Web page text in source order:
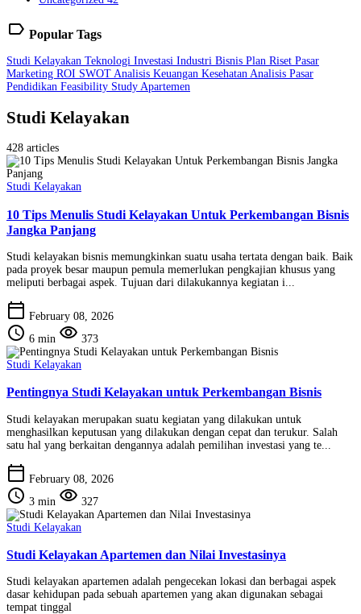
label Popular Tags
Studi Kelayakan Teknologi Investasi Industri Bisnis Plan Riset Pasar
Marketing ROI SWOT Analisis Keuangan Kesehatan Analisis Pasar
Pendidikan Feasibility Study Apartemen
Studi Kelayakan
428 articles
Studi Kelayakan
10 Tips Menulis Studi Kelayakan Untuk Perkembangan Bisnis
Jangka Panjang
Studi kelayakan bisnis memungkinkan suatu usaha tertata dengan baik. Baik
pada proyek besar maupun pemula memerlukan pengkajian khusus yang
meliputi berbagai aspek. Tujuan dari dilakukannya kegiatan i...
calendar_today February 08, 2026
schedule 6 min visibility 373
Studi Kelayakan
Pentingnya Studi Kelayakan untuk Perkembangan Bisnis
Studi kelayakan merupakan suatu kegiatan yang dilakukan untuk
menghasilkan keputusan yang dilakukan dengan cepat dan terukur. Salah
satu hal yang berkaitan dengannya adalah pemilihan investasi yang te...
calendar_today February 08, 2026
schedule 3 min visibility 327
Studi Kelayakan
Studi Kelayakan Apartemen dan Nilai Investasinya
Studi kelayakan apartemen adalah pengecekan lokasi dan berbagai aspek
dasar kehidupan pada sebuah apartemen yang akan digunakan sebagai
tempat tinggal